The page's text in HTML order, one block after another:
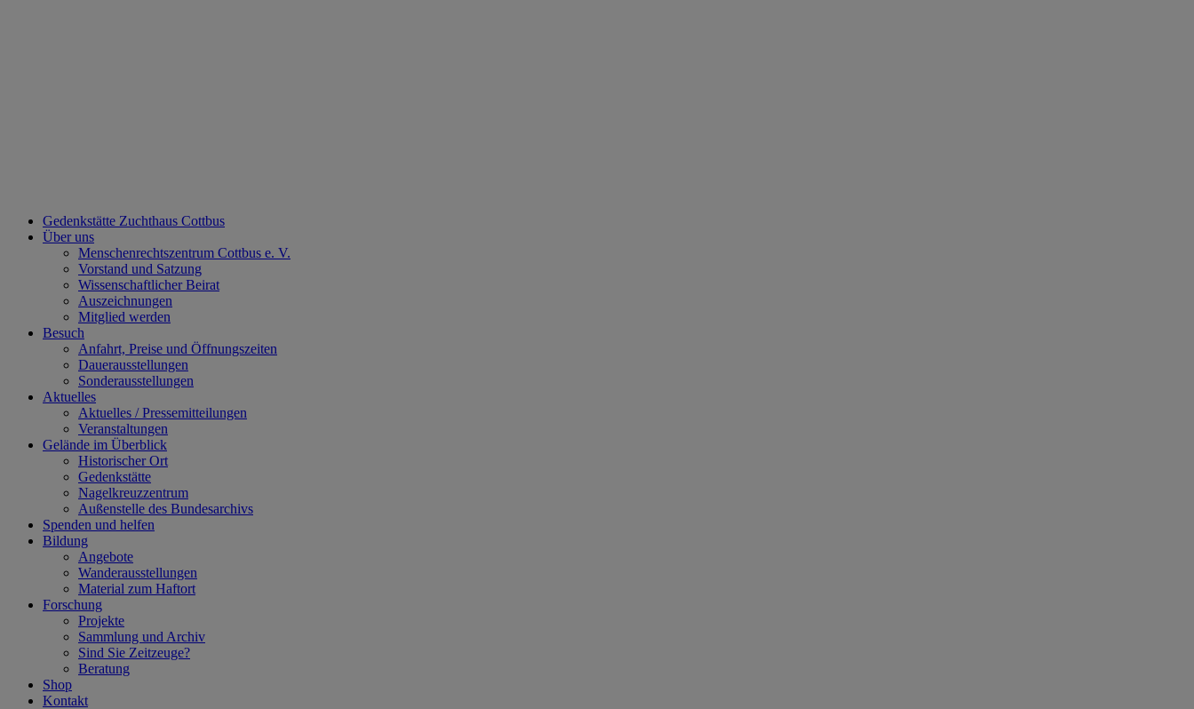
Gedenkstätte Zuchthaus Cottbus
Über uns
Menschenrechtszentrum Cottbus e. V.
Vorstand und Satzung
Wissenschaftlicher Beirat
Auszeichnungen
Mitglied werden
Besuch
Anfahrt, Preise und Öffnungszeiten
Dauerausstellungen
Sonderausstellungen
Aktuelles
Aktuelles / Pressemitteilungen
Veranstaltungen
Gelände im Überblick
Historischer Ort
Gedenkstätte
Nagelkreuzzentrum
Außenstelle des Bundesarchivs
Spenden und helfen
Bildung
Angebote
Wanderausstellungen
Material zum Haftort
Forschung
Projekte
Sammlung und Archiv
Sind Sie Zeitzeuge?
Beratung
Shop
Kontakt